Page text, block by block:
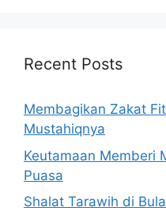
Recent Posts
Membagikan Zakat
Mustahiqnya
Keutamaan Memberi
Puasa
Shalat Tarawih di